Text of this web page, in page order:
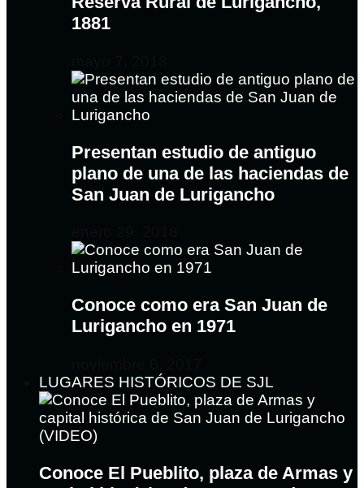
1881
Presentan estudio de antiguo
plano de una de las haciendas de
San Juan de Lurigancho
Conoce como era San Juan de
Lurigancho en 1971
LUGARES HISTÓRICOS DE SJL
Conoce El Pueblito, plaza de Armas y